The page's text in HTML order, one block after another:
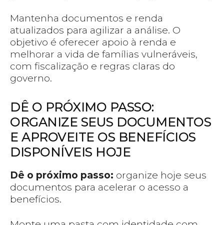
Mantenha documentos e renda
atualizados para agilizar a análise. O
objetivo é oferecer apoio à renda e
melhorar a vida de famílias vulneráveis,
com fiscalização e regras claras do
governo.
DÊ O PRÓXIMO PASSO:
ORGANIZE SEUS DOCUMENTOS
E APROVEITE OS BENEFÍCIOS
DISPONÍVEIS HOJE
Dê o próximo passo: organize hoje seus
documentos para acelerar o acesso a
benefícios.